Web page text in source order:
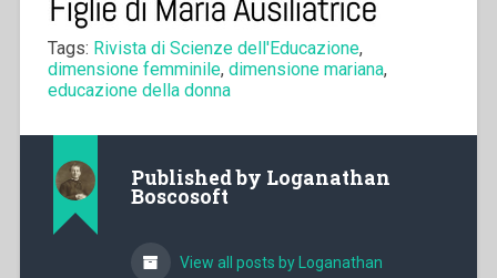
Tags: Rivista di Scienze dell'Educazione,
dimensione femminile, dimensione mariana,
educazione della donna
Published by Loganathan
Boscosoft
View all posts by Loganathan